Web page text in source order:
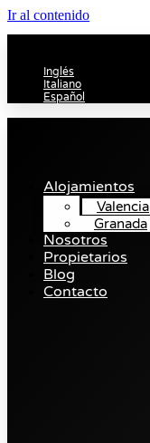
Ir al contenido
Inglés
Italiano
Español
Alojamientos
Valencia
Granada
Nosotros
Propietarios
Blog
Contacto